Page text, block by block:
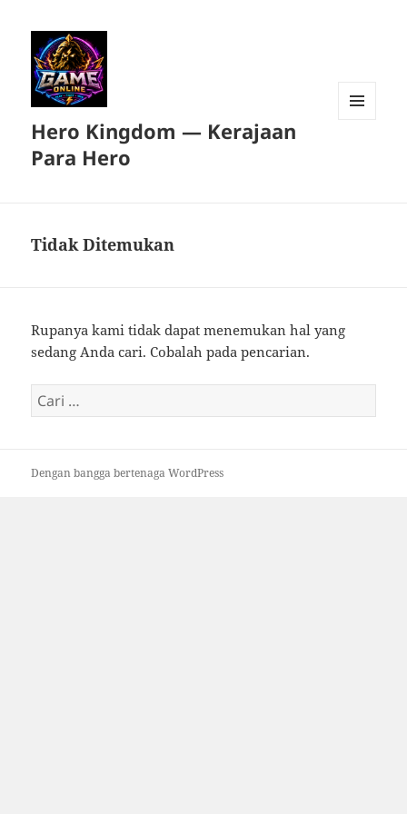
Hero Kingdom — Kerajaan
Para Hero
Tidak Ditemukan
Rupanya kami tidak dapat menemukan hal yang
sedang Anda cari. Cobalah pada pencarian.
Cari
untuk:
Dengan bangga bertenaga WordPress